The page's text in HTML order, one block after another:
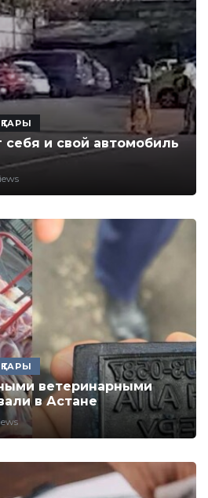
и свой автомобиль
ветеринарными
в Астане